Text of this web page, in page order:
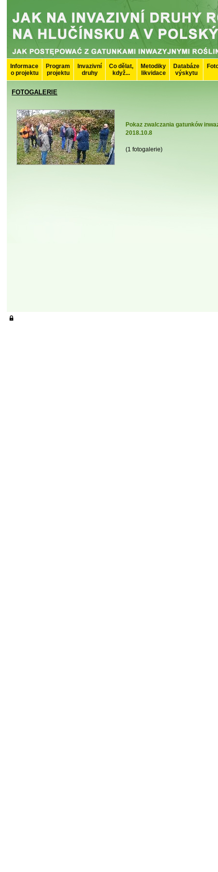
Informace
o projektu
Program
projektu
Invazivní
druhy
Co dělat,
když...
Metodiky
likvidace
Databáze
výskytu
FOTOGALERIE
Pokaz zwalczania gatunków
2018.10.8
(1 fotogalerie)